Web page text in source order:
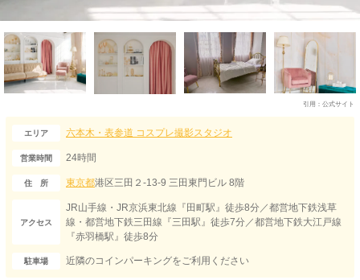
引用： 公式サイト
エリア 六本木・表参道 コスプレ撮影スタジオ
営業時間 24時間
住 所 東京都港区三田２-13-9 三田東門ビル 8階
アクセス
JR山手線・JR京浜東北線『田町駅』徒歩8分／都営地下鉄浅草
線・都営地下鉄三田線『三田駅』徒歩7分／都営地下鉄大江戸線
『赤羽橋駅』徒歩8分
駐車場 近隣のコインパーキングをご利用ください